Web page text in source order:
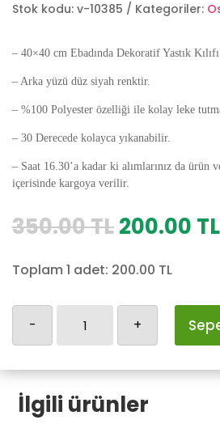
Stok kodu: v-10385 Kategoriler:
– 40×40 cm Ebadında Dekoratif Yastık Kılıfı
– Arka yüzü düz siyah renktir.
– %100 Polyester özelliği ile kolay leke
– 30 Derecede kolayca yıkanabilir.
– Saat 16.30’a kadar ki alımlarınız da ürün
içerisinde kargoya verilir.
350.00TLOrijinal
350.00 TL.
200.00 TL
Toplam 1 adet: 200.00 TL
-
adet
+
İlgili ürünler